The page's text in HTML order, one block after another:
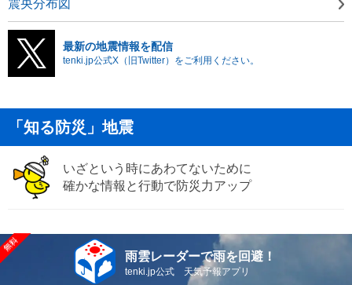
震央分布図
最新の地震情報を配信
tenki.jp公式X（旧Twitter）をご利用ください。
「知る防災」地震
いざという時にあわてないために
確かな情報と行動で防災力アップ
雨雲レーダーで雨を回避！
tenki.jp公式 天気予報アプリ